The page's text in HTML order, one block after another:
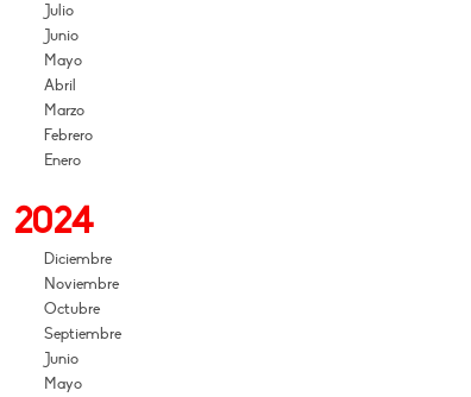
Julio
Junio
Mayo
Abril
Marzo
Febrero
Enero
2024
Diciembre
Noviembre
Octubre
Septiembre
Junio
Mayo